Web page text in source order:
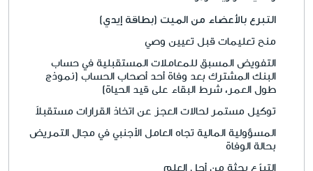
التبرع بالأعضاء من الميت (بطاقة إيدي)
منح تعليمات قبل تعيين وصي
التفويض المسبق للمعاملات المستقبلية في حساب
البنك المشترك بعد وفاة أحد أصحاب الحساب (نموذج
طول العمر، شرط البقاء على قيد الحياة)
توكيل مستمر لحالات العجز عن اتخاذ القرارات مستقبلاً
المسؤولية المالية تجاه العامل الأجنبي في مجال التمريض
بحالة الوفاة
التبرّع بجثة من أجل العلم